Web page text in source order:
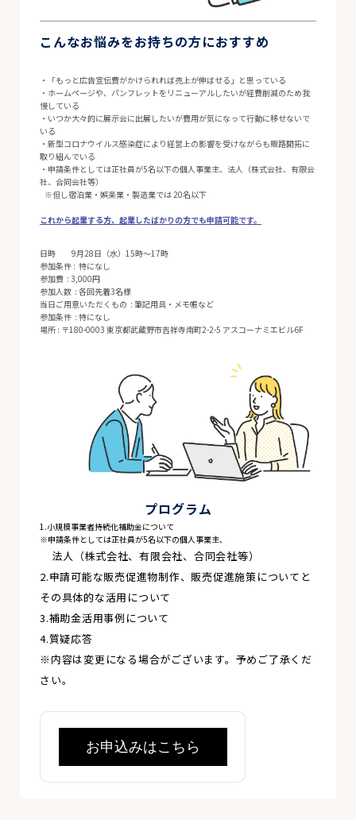
こんなお悩みをお持ちの方におすすめ
・「もっと広告宣伝費がかけられれば売上が伸ばせる」と思っている
・ホームページや、パンフレットをリニューアルしたいが経費削減のため我
慢している
・いつか大々的に展示会に出展したいが費用が気になって行動に移せないで
いる
・新型コロナウイルス感染症により経営上の影響を受けながらも販路開拓に
取り組んでいる
・申請条件としては正社員が5名以下の個人事業主、法人（株式会社、有限会
社、合同会社等）
※但し宿泊業・娯楽業・製造業では 20名以下
これから起業する方、起業したばかりの方でも申請可能です。
日時 9月28日（水）15時～17時
参加条件 : 特になし
参加費 : 3,000円
参加人数 : 各回先着3名様
当日ご用意いただくもの : 筆記用具・メモ帳など
参加条件 : 特になし
場所 : 〒180-0003 東京都武蔵野市吉祥寺南町2-2-5 アスコーナミエビル6F
プログラム
1.小規模事業者持続化補助金について
※申請条件としては正社員が5名以下の個人事業主、
法人（株式会社、有限会社、合同会社等）
2.申請可能な販売促進物制作、販売促進施策についてと
その具体的な活用について
3.補助金活用事例について
4.質疑応答
※内容は変更になる場合がございます。予めご了承くだ
さい。
お申込みはこちら